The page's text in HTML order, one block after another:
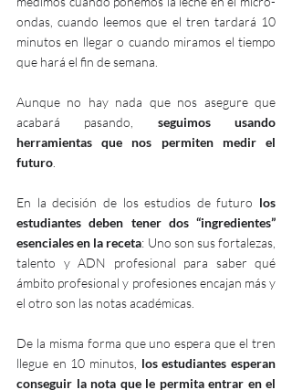
ondas, cuando leemos que el tren tardará 10
minutos en llegar o cuando miramos el tiempo
que hará el fin de semana.
Aunque no hay nada que nos asegure que
acabará pasando, seguimos usando
herramientas que nos permiten medir el
futuro
En la decisión de los estudios de futuro los
estudiantes deben tener dos “ingredientes”
esenciales en la receta: Uno son sus fortalezas,
talento y ADN profesional para saber qué
ámbito profesional y profesiones encajan más y
el otro son las notas académicas.
De la misma forma que uno espera que el tren
llegue en 10 minutos, los estudiantes esperan
conseguir la nota que le permita entrar en el